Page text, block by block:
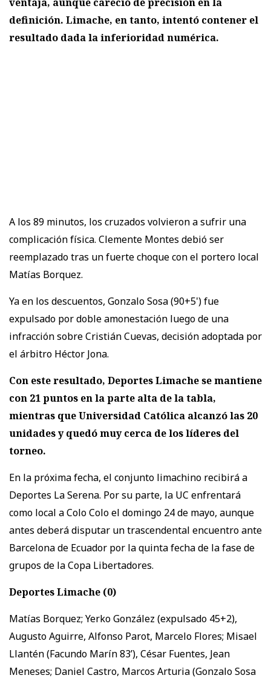
definición. Limache, en tanto, intentó contener el
resultado dada la inferioridad numérica.
A los 89 minutos, los cruzados volvieron a sufrir una
complicación física. Clemente Montes debió ser
reemplazado tras un fuerte choque con el portero local
Matías Borquez.
Ya en los descuentos, Gonzalo Sosa (90+5') fue
expulsado por doble amonestación luego de una
infracción sobre Cristián Cuevas, decisión adoptada por
el árbitro Héctor Jona.
Con este resultado, Deportes Limache se mantiene
con 21 puntos en la parte alta de la tabla,
mientras que Universidad Católica alcanzó las 20
unidades y quedó muy cerca de los líderes del
torneo.
En la próxima fecha, el conjunto limachino recibirá a
Deportes La Serena. Por su parte, la UC enfrentará
como local a Colo Colo el domingo 24 de mayo, aunque
antes deberá disputar un trascendental encuentro ante
Barcelona de Ecuador por la quinta fecha de la fase de
grupos de la Copa Libertadores.
Deportes Limache (0)
Matías Borquez; Yerko González (expulsado 45+2),
Augusto Aguirre, Alfonso Parot, Marcelo Flores; Misael
Llantén (Facundo Marín 83’), César Fuentes, Jean
Meneses; Daniel Castro, Marcos Arturia (Gonzalo Sosa